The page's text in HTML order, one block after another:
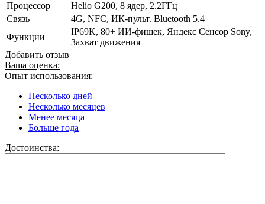
Процессор
Helio G200, 8 ядер, 2.2ГГц
Связь
4G, NFC, ИК-пульт. Bluetooth 5.4
Функции
IP69K, 80+ ИИ-фишек, Яндекс Сенсор Sony,
Захват движения
Добавить отзыв
Ваша оценка:
Опыт использования:
Несколько дней
Несколько месяцев
Менее месяца
Больше года
Достоинства: